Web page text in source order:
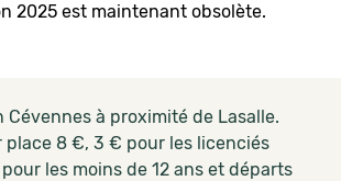
2025 est maintenant obsolète.
Cévennes à proximité de Lasalle.
place 8 €, 3 € pour les licenciés
les moins de 12 ans et départs